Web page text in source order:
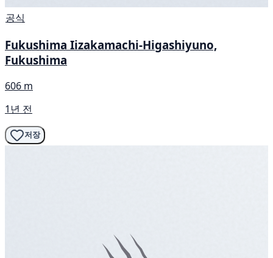
공식
Fukushima Iizakamachi-Higashiyuno,
Fukushima
606 m
1년 전
저장